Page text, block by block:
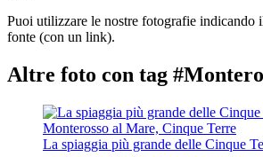
Puoi utilizzare le nostre fotografie indicando
fonte (con un link).
Altre foto con tag
La spiaggia più grande delle Cinque